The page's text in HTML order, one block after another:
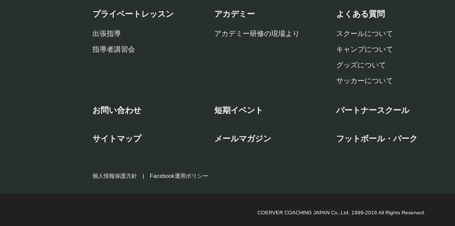
プライベートレッスン
出張指導
指導者講習会
アカデミー
アカデミー研修の現場より
よくある質問
スクールについて
キャンプについて
グッズについて
サッカーについて
お問い合わせ 短期イベント パートナースクール
サイトマップ メールマガジン フットボール・パーク
個人情報保護方針 | Facebook運用ポリシー
COERVER COACHING JAPAN Co.,Ltd. 1999-2016 All Rights Reserved.